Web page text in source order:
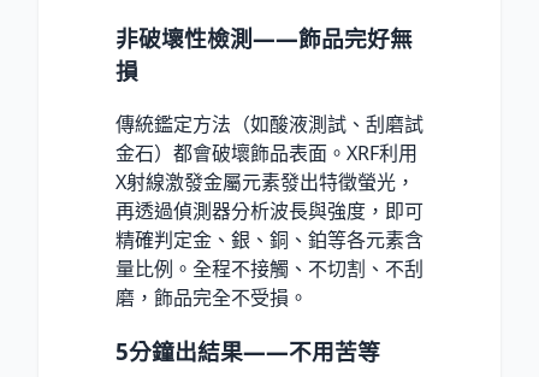
非破壞性檢測——飾品完好無
損
傳統鑑定方法（如酸液測試、刮磨試
金石）都會破壞飾品表面。XRF利用
X射線激發金屬元素發出特徵螢光，
再透過偵測器分析波長與強度，即可
精確判定金、銀、銅、鉑等各元素含
量比例。全程不接觸、不切割、不刮
磨，飾品完全不受損。
5分鐘出結果——不用苦等